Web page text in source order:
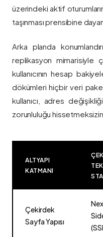
üzerindeki aktif
taşınması prensibine
Arka planda
replikasyon mimarisiyle
kullanıcının hesap
dökümleri hiçbir veri
kullanıcı, adres
zorunluluğu
ALTYAPI
KATMANI
Çekirdek
Sayfa Yapısı